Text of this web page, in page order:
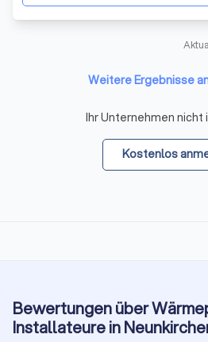
Weitere Ergebnisse
Ihr Unternehmen nicht
Kostenlos
Bewertungen über
Installateure in